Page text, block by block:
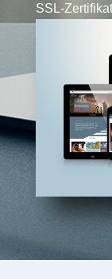
SSL-